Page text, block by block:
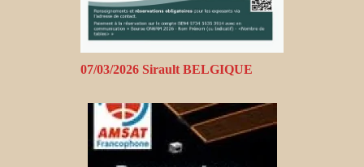
07/03/2026 Sirault BELGIQUE